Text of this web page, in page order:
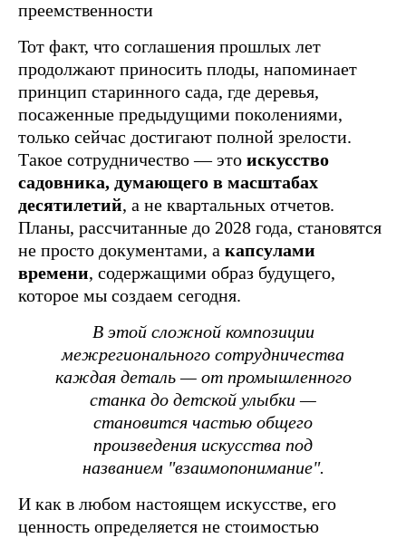
преемственности
Тот факт, что соглашения прошлых лет
продолжают приносить плоды, напоминает
принцип старинного сада, где деревья,
посаженные предыдущими поколениями,
только сейчас достигают полной зрелости.
Такое сотрудничество — это искусство
садовника, думающего в масштабах
десятилетий, а не квартальных отчетов.
Планы, рассчитанные до 2028 года, становятся
не просто документами, а капсулами
времени, содержащими образ будущего,
которое мы создаем сегодня.
В этой сложной композиции
межрегионального сотрудничества
каждая деталь — от промышленного
станка до детской улыбки —
становится частью общего
произведения искусства под
названием "взаимопонимание".
И как в любом настоящем искусстве, его
ценность определяется не стоимостью